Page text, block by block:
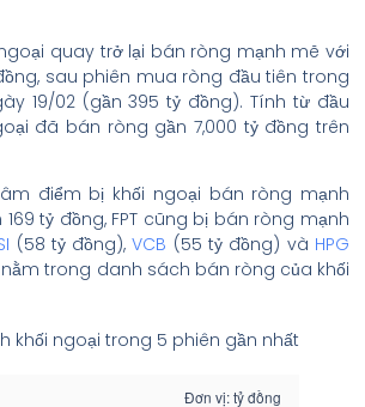
quay trở lại bán ròng mạnh mẽ với
sau phiên mua ròng đầu tiên trong
19/02 (gần 395 tỷ đồng). Tính từ đầu
đã bán ròng gần 7,000 tỷ đồng trên
điểm bị khối ngoại bán ròng mạnh
tỷ đồng, FPT cũng bị bán ròng mạnh
(58 tỷ đồng),VCB (55 tỷ đồng) và HPG
trong danh sách bán ròng của khối
khối ngoại trong 5 phiên gần nhất